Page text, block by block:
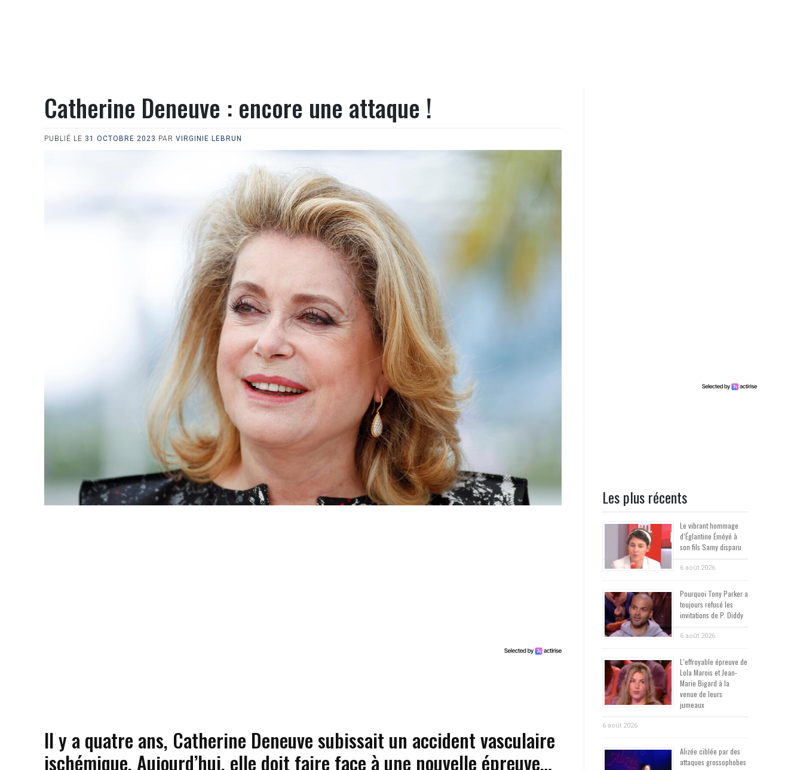
Catherine Deneuve : encore une attaque !
PUBLIÉ LE 31 OCTOBRE 2023 PAR VIRGINIE LEBRUN
Il y a quatre ans, Catherine Deneuve subissait un accident vasculaire
ischémique. Aujourd’hui, elle doit faire face à une nouvelle épreuve…
Les plus récents
Le vibrant hommage
d’Églantine Éméyé à
son fils Samy disparu
6 août 2026
Pourquoi Tony Parker a
toujours refusé les
invitations de P. Diddy
6 août 2026
L’effroyable épreuve de
Lola Marois et Jean-
Marie Bigard à la
venue de leurs
jumeaux
6 août 2026
Alizée ciblée par des
attaques grossophobes